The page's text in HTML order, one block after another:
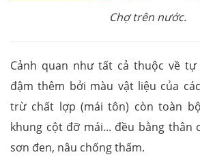
Chợ trên nước.
Cảnh quan như tất cả thuộc về
đậm thêm bởi màu vật liệu của
trừ chất lợp (mái tôn) còn toàn
khung cột đỡ mái... đều bằng thân
sơn đen, nâu chống thấm.